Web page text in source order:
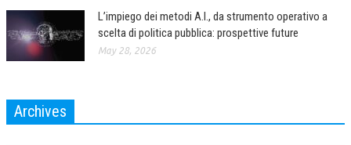
INVITI E PROMOZIONI
L’impiego dei metodi A.I., da strumento operativo a
scelta di politica pubblica: prospettive future
May 28, 2026
Archives